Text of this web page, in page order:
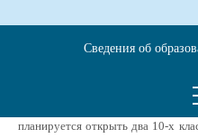
Приемная
2026—2027
В МАОУ «СОШ № 154 г.
планируется открыть два 10-х
Сведения об